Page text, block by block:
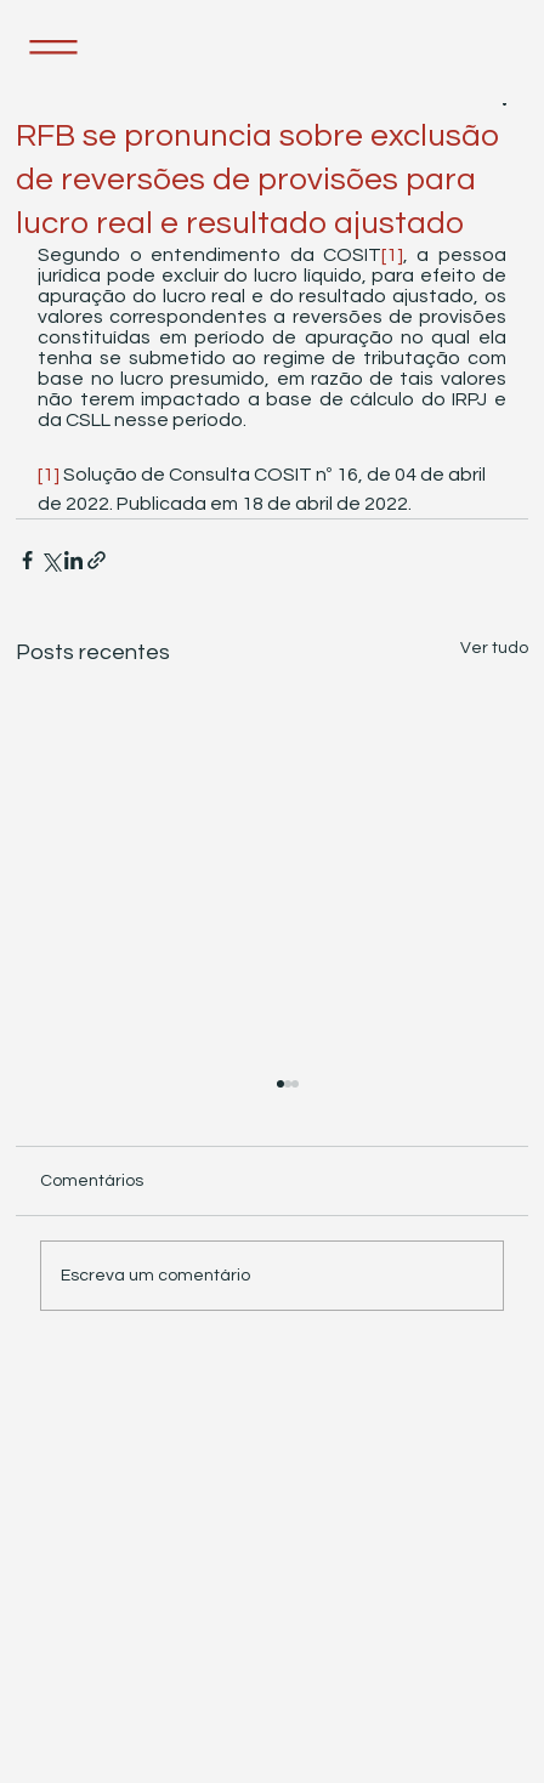
RFB se pronuncia sobre exclusão
de reversões de provisões para
lucro real e resultado ajustado
Segundo o entendimento da COSIT[1] , a pessoa
jurídica pode excluir do lucro líquido, para efeito de
apuração do lucro real e do resultado ajustado, os
valores correspondentes a reversões de provisões
constituídas em período de apuração no qual ela
tenha se submetido ao regime de tributação com
base no lucro presumido, em razão de tais valores
não terem impactado a base de cálculo do IRPJ e
da CSLL nesse período.
[1] Solução de Consulta COSIT nº 16, de 04 de abril
de 2022. Publicada em 18 de abril de 2022.
Posts recentes Ver tudo
Comentários
Escreva um comentário